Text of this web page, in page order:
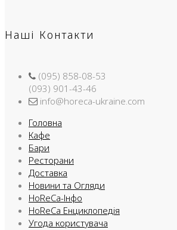
Наші Контакти
(095) 858-08-53
(093) 901-43-46
info@horeca-ukraine.com
Головна
Кафе
Бари
Ресторани
Доставка
Новини та Огляди
HoReCa-Інфо
HoReCa Енциклопедія
Угода користувача